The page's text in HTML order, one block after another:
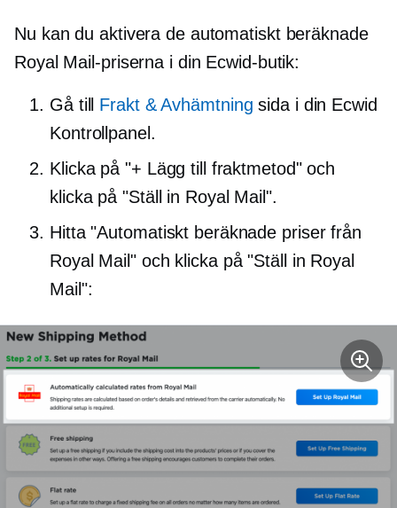
Nu kan du aktivera de automatiskt beräknade
Royal Mail-priserna i din Ecwid-butik:
Gå till Frakt & Avhämtning sida i din Ecwid
Kontrollpanel.
Klicka på "+ Lägg till fraktmetod" och
klicka på "Ställ in Royal Mail".
Hitta "Automatiskt beräknade priser från
Royal Mail" och klicka på "Ställ in Royal
Mail":